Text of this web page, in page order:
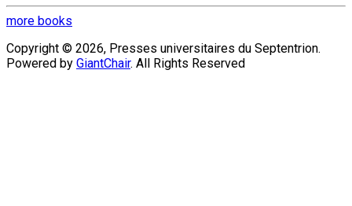
more books
Copyright © 2026, Presses universitaires du Septentrion.
Powered by GiantChair. All Rights Reserved